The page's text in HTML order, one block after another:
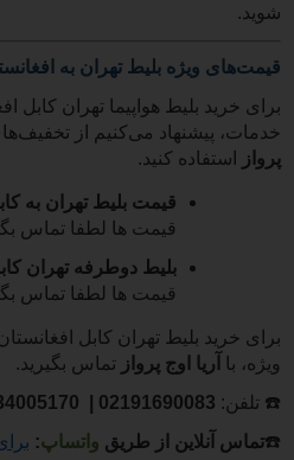
شوید.
قیمت‌های ویژه بلیط تهران به
برای خرید بلیط هواپیما تهران کابل
خدمات، پیشنهاد می‌کنیم از
پرواز
استفاده کنید.
قیمت بلیط تهران به
قیمت ها لطفا تماس
بلیط دوطرفه تهران
قیمت ها لطفا تماس
برای خرید بلیط تهران کابل
ویژه، با
آریا اوج پرواز تماس بگیرید.
☎️ تلفن: 02191690083
☎️تماس آنلاین از طریق واتساپ: